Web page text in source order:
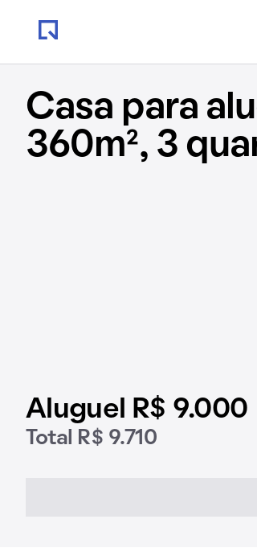
Casa para
360m², 3
Aluguel R$ 9.000
Total R$ 9.710